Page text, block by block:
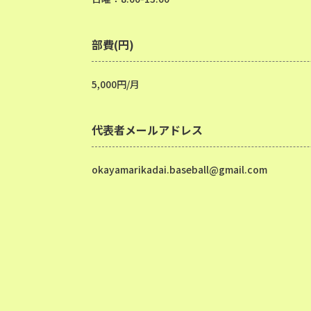
部費(円)
5,000円/月
代表者メールアドレス
okayamarikadai.baseball@gmail.com